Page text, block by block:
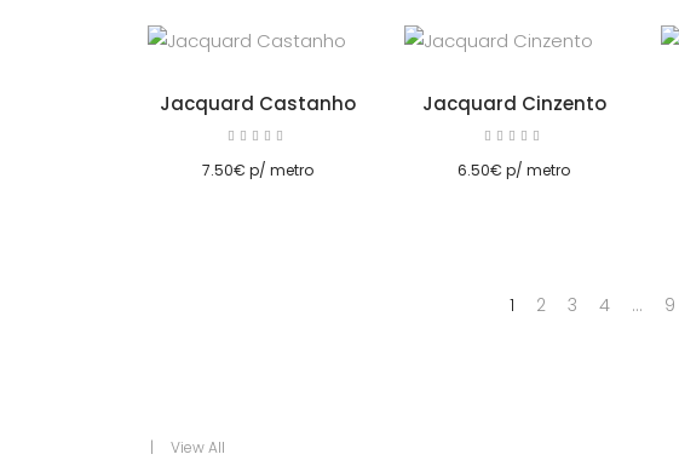
Jacquard Castanho
de 5
7.50€ p/ metro
Jacquard Cinzento
de 5
6.50€ p/ metro
1 2 3 4 … 9
View All